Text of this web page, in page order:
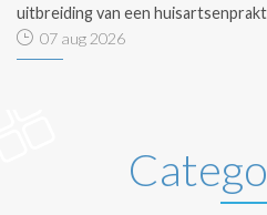
uitbreiding van een
07 aug 2026